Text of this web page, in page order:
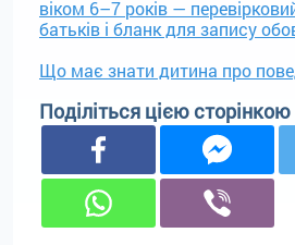
віком 6–7 років —
батьків і бланк для запису
Що має знати дитина про
Поділіться цією сторінкою